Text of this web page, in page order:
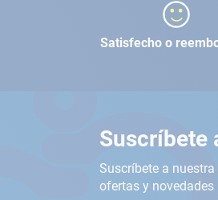
Satisfecho o
Suscríbete
Suscríbete a
ofertas y novedades